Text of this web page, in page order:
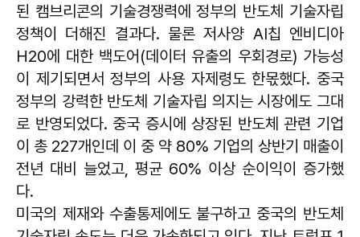
된 캠브리콘의 기술경쟁력에 정부의 반도체 기술자립
정책이 더해진 결과다. 물론 저사양 AI칩 엔비디아
H20에 대한 백도어(데이터 유출의 우회경로) 가능성
이 제기되면서 정부의 사용 자제령도 한몫했다. 중국
정부의 강력한 반도체 기술자립 의지는 시장에도 그대
로 반영되었다. 중국 증시에 상장된 반도체 관련 기업
이 총 227개인데 이 중 약 80% 기업의 상반기 매출이
전년 대비 늘었고, 평균 60% 이상 순이익이 증가했
다.
미국의 제재와 수출통제에도 불구하고 중국의 반도체